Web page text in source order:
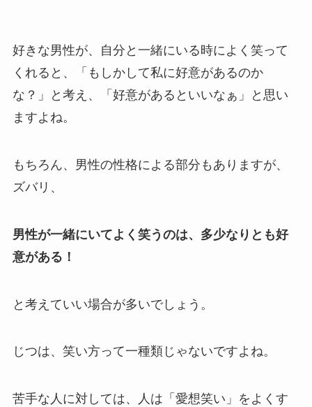
好きな男性が、自分と一緒にいる時によく笑って
くれると、「もしかして私に好意があるのか
な？」と考え、「好意があるといいなぁ」と思い
ますよね。
もちろん、男性の性格による部分もありますが、
ズバリ、
男性が一緒にいてよく笑うのは、多少なりとも好
意がある！
と考えていい場合が多いでしょう。
じつは、笑い方って一種類じゃないですよね。
苦手な人に対しては、人は「愛想笑い」をよくす